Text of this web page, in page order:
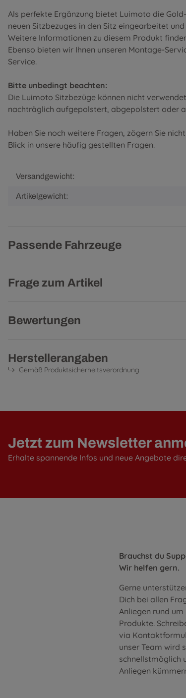
Als perfekte Ergänzung bietet Luimoto die
neuen Sitzbezuges in den Sitz eingearbeitet
Weitere Informationen zu diesem Produkt
Ebenso bieten wir Ihnen unseren Montage-
Service.
Bitte unbedingt beachten:
Die Luimoto Sitzbezüge können nicht
nachträglich aufgepolstert, abgepolstert oder
Haben Sie noch weitere Fragen, zögern Sie
Blick in unsere häufig gestellten Fragen.
Versandgewicht:
Artikelgewicht:
Passende Fahrzeuge
Frage zum Artikel
Bewertungen
Herstellerangaben
Gemäß Produktsicherheitsverordnung
Jetzt zum Newsletter
Erhalte spannende Infos und neue Angebote
Brauchst du
Wir helfen gern.
Gerne
Dich bei allen
Anliegen rund um
Produkte.
via
unser Team wird
schnellstmöglich
Anliegen